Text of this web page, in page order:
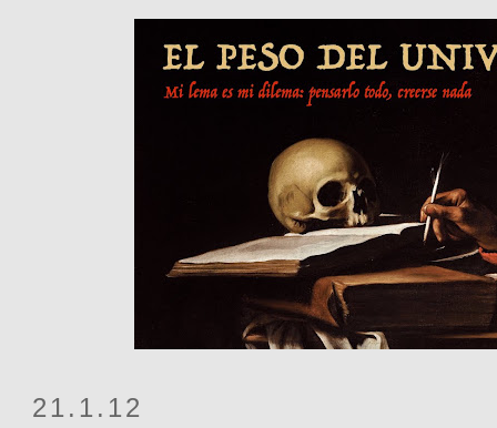
21.1.12